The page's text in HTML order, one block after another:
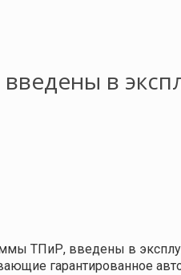
в
ТПиР, введены в
гарантированное